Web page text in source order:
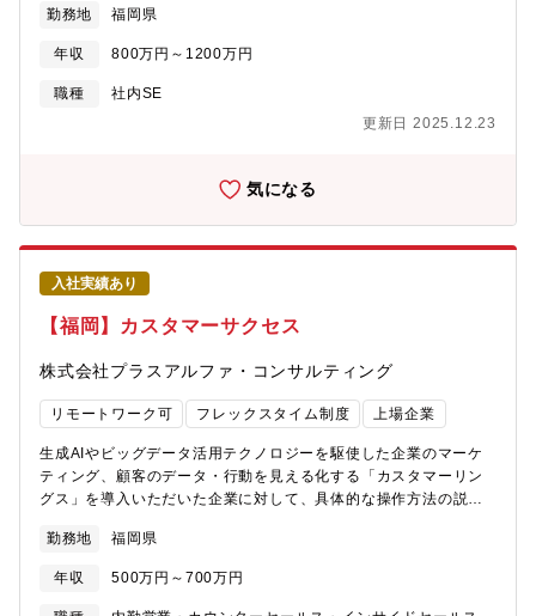
施していますので、その管理や効率化も担って頂きたいと考えて
おります。単純な管理のみではなく、最新技術や会社のニーズを
くみ取った提案をすれば実行できる機会が得られますのでご自身
のスキル向上や守備範囲の拡張が見込め、市場価値向上につなが
ィチームにて、以下の業務に携わっていただきます。■インフラ
善提案とその実行■社内セキュリティ対策の企画提案・構築■上記
インフラ・セキュリティ環境の運用保守■各プロジェクトの進捗管
理■パートナー（契約外注社員）管理業務積極的なインフラ投資に
よりセキュリティ環境向上を推進中です【組織構成】・20名（契
約外注社員8名、派遣社員2名含む）・部長1名、課長1名・男女比
8:2部署は「業務システムチーム」と「インフラセキュリティチー
ム」に分かれており人数割合は50:50です※現在、メンバーは東京
にて勤務しております。したがって、リモートにてマネジメント
をしていただきます。★魅力■部署として大切にしていること情報
システム部門は社内システム管理と改善だけを行う部門ではな
く、会社の成長のためにＩＴ活用を提案+推進する部門にならなけ
ればいけません。ＡＩ活用や先進的なセキュリティ環境構築、デ
ータの利活用などを推進していく人材の集まりでありたいと考え
ています。■部署の雰囲気皆さんしっかりと業務はしていますが、
ちょっとしたタイミングで雑談したりと関係性は良好です。協力
とはないと思います。■こんな方におすすめセキュリティ面での強
な経験を積みたい方。チーム運営や、上長・経営層への提案な
ど、業務の幅を広げたい方は、それらを実現できる環境がありま
勤務地 福岡県
年収 800万円～1200万円
職種
社内SE
更新日 2025.12.23
気になる
入社実績あり
【福岡】カスタマーサクセス
株式会社プラスアルファ・コンサルティング
リモートワーク可 フレックスタイム制度 上場企業
生成AIやビッグデータ活用テクノロジーを駆使した企業のマーケ
ティング、顧客のデータ・行動を見える化する「カスタマーリン
グス」を導入いただいた企業に対して、具体的な操作方法の説
の提案～伴走支援をご担当いただきます。■業務内容◆「カスタマ
ーリングス」の活用に関するメール・電話などでの説明・サポー
ト◆各ソリューションの導入目的に合わせた、他社事例等に基づ
く、効果的な活用方法、プロジェクトの進め方の提案 ＋ 定期的な
勤務地 福岡県
年収 500万円～700万円